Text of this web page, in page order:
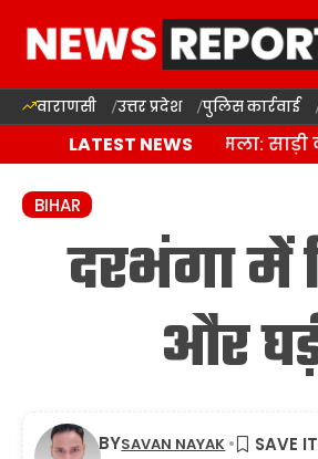
वाराणसी उत्तर प्रदेश पुलिस कार्रवाई
LATEST NEWS
में जानलेवा हमला: साड़ी
BIHAR
दरभंगा में
और
BYSAVAN NAYAK